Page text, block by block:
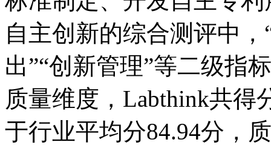
自主创新的综合测评中，
出”“创新管理”等二级指
质量维度，Labthink共得
于行业平均分84.94分，